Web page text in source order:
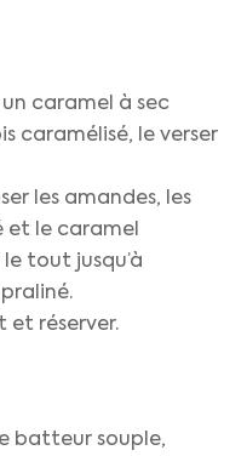
un caramel à sec
caramélisé, le verser
les amandes, les
et le caramel
tout jusqu’à
et réserver.
batteur souple,